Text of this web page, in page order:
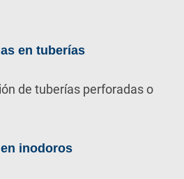
en tuberías
de tuberías perforadas o
inodoros